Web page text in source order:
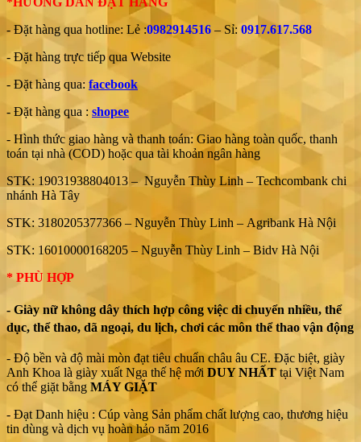
- Đặt hàng qua hotline: Lẻ :0982914516 – Sỉ: 0917.617.568
- Đặt hàng trực tiếp qua Website
- Đặt hàng qua: facebook
- Đặt hàng qua : shopee
- Hình thức giao hàng và thanh toán: Giao hàng toàn quốc, thanh
toán tại nhà (COD) hoặc qua tài khoản ngân hàng
STK: 19031938804013 – Nguyễn Thùy Linh – Techcombank chi
nhánh Hà Tây
STK: 3180205377366 – Nguyễn Thùy Linh – Agribank Hà Nội
STK: 16010000168205 – Nguyễn Thùy Linh – Bidv Hà Nội
* PHÙ HỢP
- Giày nữ không dây thích hợp công việc di chuyển nhiều, thể
dục, thể thao, dã ngoại, du lịch, chơi các môn thể thao vận động
- Độ bền và độ mài mòn đạt tiêu chuẩn châu âu CE. Đặc biệt, giày
Anh Khoa là giày xuất Nga thế hệ mới DUY NHẤT tại Việt Nam
có thể giặt bằng MÁY GIẶT
- Đạt Danh hiệu : Cúp vàng Sản phẩm chất lượng cao, thương hiệu
tin dùng và dịch vụ hoàn hảo năm 2016